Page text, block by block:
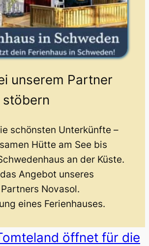
unserem Partner
stöbern
schönsten Unterkünfte –
Hütte am See bis
an der Küste.
Angebot unseres
Novasol.
eines Ferienhauses.
öffnet für die